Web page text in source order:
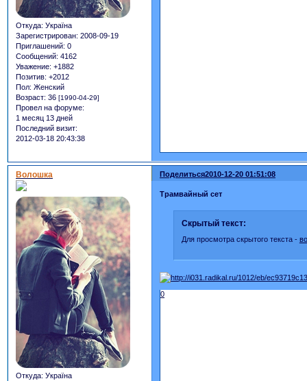
Откуда: Україна
Зарегистрирован: 2008-09-19
Приглашений: 0
Сообщений: 4162
Уважение: +1882
Позитив: +2012
Пол: Женский
Возраст: 36 [1990-04-29]
Провел на форуме:
1 месяц 13 дней
Последний визит:
2012-03-18 20:43:38
Поделиться2010-12-20 01:51:08
Волошка
Откуда: Україна
Трамвайный сет
Скрытый текст:
Для просмотра скрытого текста -
0